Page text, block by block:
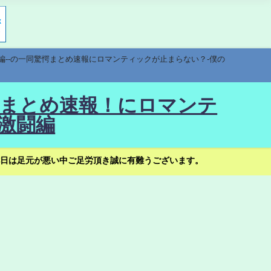
の一同驚愕まとめ速報にロマンティックが止まらない？-僕の
とめ速報！にロマンテ
闘編
足元が悪い中ご足労頂き誠に有難うございます。